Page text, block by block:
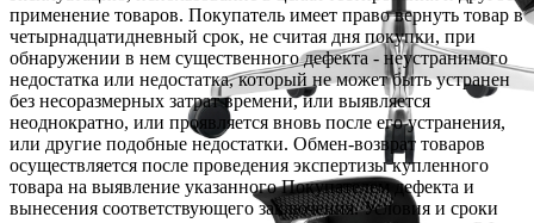
применение товаров. Покупатель имеет право вернуть товар в
четырнадцатидневный срок, не считая дня покупки, при
обнаружении в нем существенного дефекта - неустранимого
недостатка или недостатка, который не может быть устранен
без несоразмерных затрат времени, или выявляется
неоднократно, или проявляется вновь после его устранения,
или другие подобные недостатки. Обмен-возврат товаров
осуществляется после проведения экспертизы купленного
товара на выявление указанного Покупателем дефекта и
вынесения соответствующего заключения. Условия и сроки